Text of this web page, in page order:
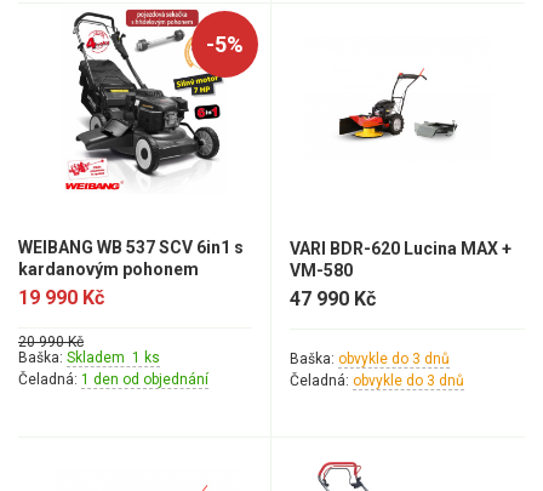
-5%
WEIBANG WB 537 SCV 6in1 s
kardanovým pohonem
19 990 Kč
20 990 Kč
Baška: Skladem 1 ks
Čeladná: 1 den od objednání
VARI BDR-620 Lucina MAX +
VM-580
47 990 Kč
Baška: obvykle do 3 dnů
Čeladná: obvykle do 3 dnů